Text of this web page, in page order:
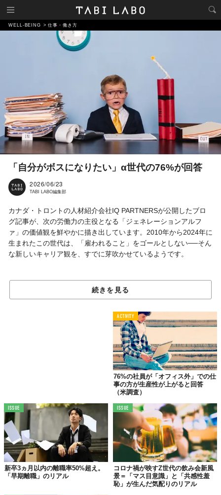
WELL-BEING 仕事・働き方
「自分がボスになりたい」α世代の76%が回答
2026/06/23
TABI LABO編集部
カナダ・トロントの人材紹介会社IQ PARTNERSが公開したブロ
グ記事が、次の労働力の主役となる「ジェネレーションアルフ
ァ」の価値観を鮮やかに描き出しています。2010年から2024年に
生まれたこの世代は、「雇われること」をゴールとしない──そん
な新しいキャリア観を、すでに芽吹かせているようです。
「就職」がゴールではない世代
世代のこと。オーストラリアの社会調査会社McCrindleが命名した
この世代名は、いまや世界中の人事・教育の現場で使われるよう
彼らを語るうえで欠かせないのが、Visaの調査で示された一つの
76%が「自分自身がボスになること」または
「副業（サイドハッスル）を持つこと」を志向しているとのこ
と。まだ多くが10代にも届いていない年齢でありながら、従来型
の「就職して安定を得る」というキャリアモデルに対して、すで
に別の選択肢を描いているわけです。
この傾向は、親世代であるミレニアル世代の影響も大きいのでは
ないでしょうか。副業やフリーランスという働き方が社会的に認
知され、YouTuberやクリエイターエコノミーが「職業」として成
立する時代に育った子どもたちにとって、「雇われる」ことはも
はや唯一の道ではないのかもしれません。
続きを見る
ACTIVITY
76%の社員が「オフィス外」での仕
事の方が生産性が上がると回答
（米調査）
ISSUE
新卒3ヵ月以内の離職率50%超え。
「早期離職」のリアル
ISSUE
コロナ禍が映すZ世代の飲み会新風
景＝「マス目意識」と「共感性羞
恥」が生んだ気配りのリアル